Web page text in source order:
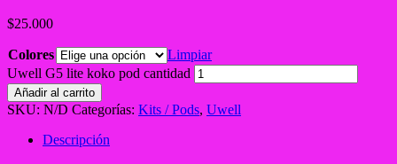
$25.000
Colores
Limpiar
Uwell G5 lite koko pod cantidad
Añadir al carrito
SKU: N/D Categorías: Kits / Pods, Uwell
Descripción